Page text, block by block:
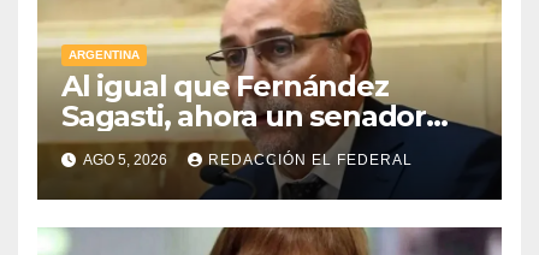
ARGENTINA
Al igual que Fernández
Sagasti, ahora un senador
radical pidió votar en forma
remota
AGO 5, 2026 REDACCIÓN EL FEDERAL